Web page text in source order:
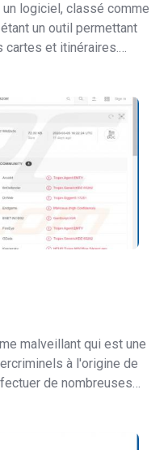
logiciel, classé comme
un outil permettant
cartes et itinéraires.
malveillant qui est une
à l'origine de
de nombreuses